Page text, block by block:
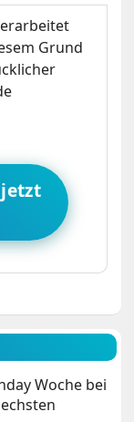
Grund
Woche bei